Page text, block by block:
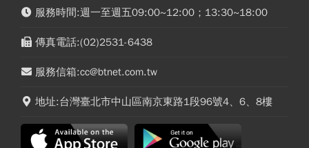
服務時間:週一至週五09:00~12:00；13:30~18:00
傳真電話:(02)2531-6438
服務信箱:cc@btnet.com.tw
地址:台灣臺北市中山區南京東路1段96號4、6、8樓